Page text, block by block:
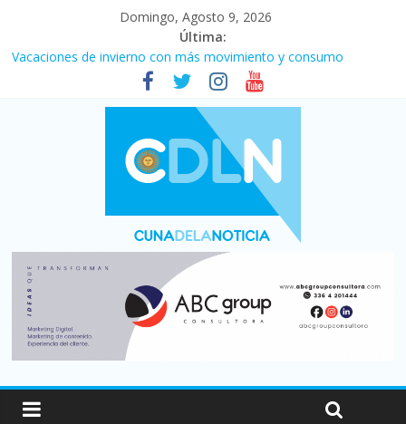
Domingo, Agosto 9, 2026
Última:
Desde que asumió Milei cerraron 41.000 kioscos: el sector
denuncia crisis como en 2001
Vacaciones de invierno con más movimiento y consumo
turístico: 4,6 millones de personas viajaron por el país, un 5,9%
El agro argentino logró un récord histórico de exportaciones en
el primer semestre de 2026
Duelo internacional: Falleció Jorge Messi, el papá de Leo
La morosidad alcanzó su nivel más alto en dos décadas y ya
afecta a 400 mil deudores en Santa Fe